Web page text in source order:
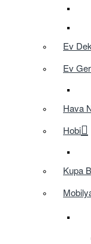
Ev
Ev
Hava
Hobi
Kupa